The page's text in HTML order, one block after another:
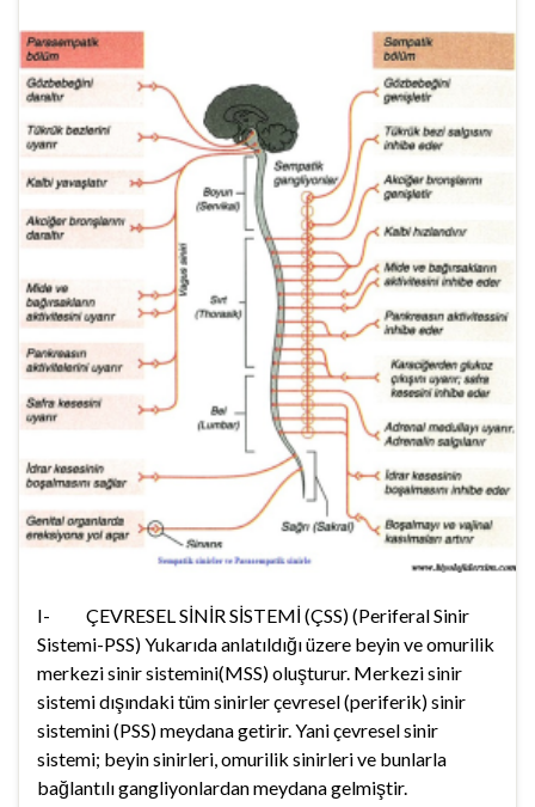
I- ÇEVRESEL SİNİR SİSTEMİ (ÇSS) (Periferal Sinir
Sistemi-PSS) Yukarıda anlatıldığı üzere beyin ve omurilik
merkezi sinir sistemini(MSS) oluşturur. Merkezi sinir
sistemi dışındaki tüm sinirler çevresel (periferik) sinir
sistemini (PSS) meydana getirir. Yani çevresel sinir
sistemi; beyin sinirleri, omurilik sinirleri ve bunlarla
bağlantılı gangliyonlardan meydana gelmiştir.